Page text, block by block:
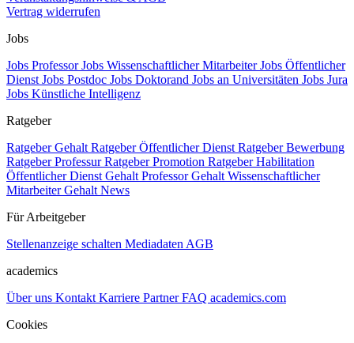
Vertrag widerrufen
Jobs
Jobs ProfessorJobs Wissenschaftlicher MitarbeiterJobs Öffentlicher
Dienst Jobs Postdoc Jobs Doktorand Jobs an Universitäten Jobs Jura
Jobs Künstliche Intelligenz
Ratgeber
Ratgeber Gehalt Ratgeber Öffentlicher Dienst Ratgeber Bewerbung
Ratgeber ProfessurRatgeber Promotion Ratgeber Habilitation
Öffentlicher Dienst Gehalt Professor Gehalt Wissenschaftlicher
Mitarbeiter Gehalt News
Für Arbeitgeber
Stellenanzeige schalten Mediadaten AGB
academics
Über uns Kontakt Karriere PartnerFAQ academics.com
Cookies